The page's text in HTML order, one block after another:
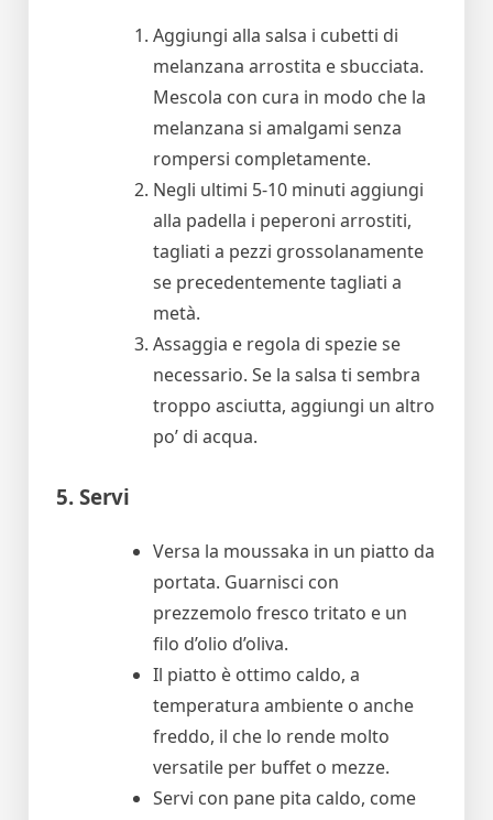
Aggiungi alla salsa i cubetti di
melanzana arrostita e sbucciata.
Mescola con cura in modo che la
melanzana si amalgami senza
rompersi completamente.
Negli ultimi 5-10 minuti aggiungi
alla padella i peperoni arrostiti,
tagliati a pezzi grossolanamente
se precedentemente tagliati a
metà.
Assaggia e regola di spezie se
necessario. Se la salsa ti sembra
troppo asciutta, aggiungi un altro
po’ di acqua.
5. Servi
Versa la moussaka in un piatto da
portata. Guarnisci con
prezzemolo fresco tritato e un
filo d’olio d’oliva.
Il piatto è ottimo caldo, a
temperatura ambiente o anche
freddo, il che lo rende molto
versatile per buffet o mezze.
Servi con pane pita caldo, come